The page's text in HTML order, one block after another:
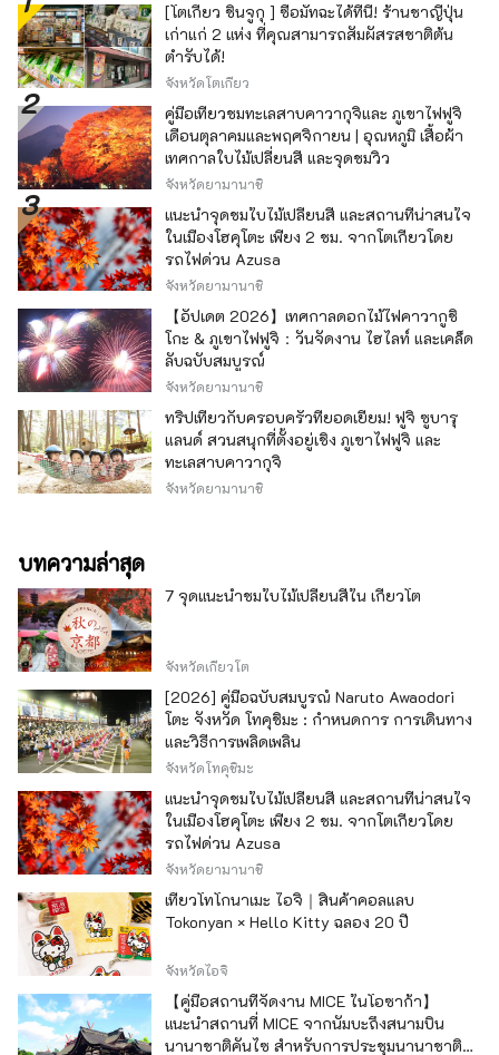
[โตเกียว ชินจูกุ ] ซื้อมัทฉะได้ที่นี่! ร้านชาญี่ปุ่น
เก่าแก่ 2 แห่ง ที่คุณสามารถสัมผัสรสชาติต้น
ตำรับได้!
จังหวัดโตเกียว
คู่มือเที่ยวชมทะเลสาบคาวากุจิและ ภูเขาไฟฟูจิ
เดือนตุลาคมและพฤศจิกายน | อุณหภูมิ เสื้อผ้า
เทศกาลใบไม้เปลี่ยนสี และจุดชมวิว
จังหวัดยามานาชิ
แนะนำจุดชมใบไม้เปลี่ยนสี และสถานที่น่าสนใจ
ในเมืองโฮคุโตะ เพียง 2 ชม. จากโตเกียวโดย
รถไฟด่วน Azusa
จังหวัดยามานาชิ
【อัปเดต 2026】เทศกาลดอกไม้ไฟคาวากูชิ
โกะ & ภูเขาไฟฟูจิ：วันจัดงาน ไฮไลท์ และเคล็ด
ลับฉบับสมบูรณ์
จังหวัดยามานาชิ
ทริปเที่ยวกับครอบครัวที่ยอดเยี่ยม! ฟูจิ ซูบารุ
แลนด์ สวนสนุกที่ตั้งอยู่เชิง ภูเขาไฟฟูจิ และ
ทะเลสาบคาวากุจิ
จังหวัดยามานาชิ
บทความล่าสุด
7 จุดแนะนำชมใบไม้เปลี่ยนสีใน เกียวโต
จังหวัดเกียวโต
[2026] คู่มือฉบับสมบูรณ์ Naruto Awaodori
โตะ จังหวัด โทคุชิมะ : กำหนดการ การเดินทาง
และวิธีการเพลิดเพลิน
จังหวัดโทคุชิมะ
แนะนำจุดชมใบไม้เปลี่ยนสี และสถานที่น่าสนใจ
ในเมืองโฮคุโตะ เพียง 2 ชม. จากโตเกียวโดย
รถไฟด่วน Azusa
จังหวัดยามานาชิ
เที่ยวโทโกนาเมะ ไอจิ｜สินค้าคอลแลบ
Tokonyan × Hello Kitty ฉลอง 20 ปี
จังหวัดไอจิ
【คู่มือสถานที่จัดงาน MICE ในโอซาก้า】
แนะนำสถานที่ MICE จากนัมบะถึงสนามบิน
นานาชาติคันไซ สำหรับการประชุมนานาชาติ